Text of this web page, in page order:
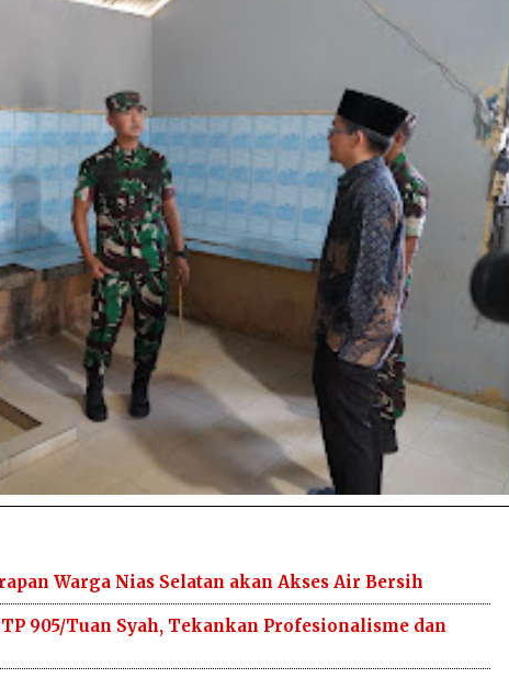
Warga Nias Selatan akan Akses Air Bersih
905/Tuan Syah, Tekankan Profesionalisme dan